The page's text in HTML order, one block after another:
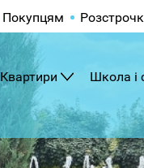
Покупцям
Квартири Школа і